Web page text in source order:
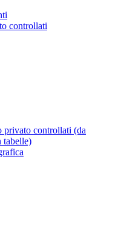
controllati
privato controllati (da
tabelle)